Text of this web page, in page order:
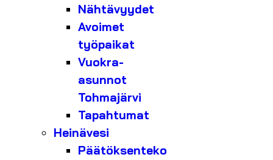
Nähtävyydet
Avoimet
työpaikat
Vuokra-
asunnot
Tohmajärvi
Tapahtumat
Heinävesi
Päätöksenteko